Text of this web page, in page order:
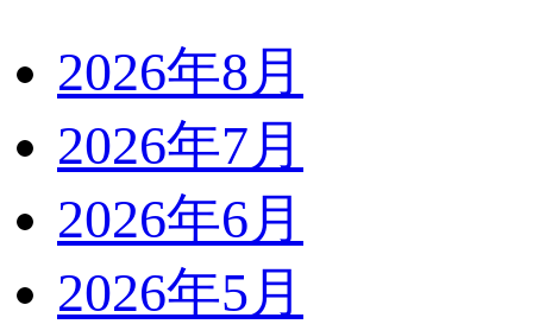
2026年8月
2026年7月
2026年6月
2026年5月